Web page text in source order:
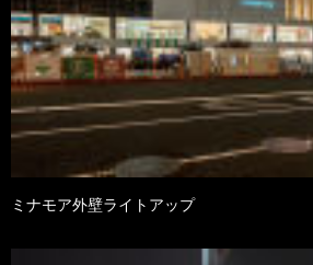
ミナモア外壁ライトアップ